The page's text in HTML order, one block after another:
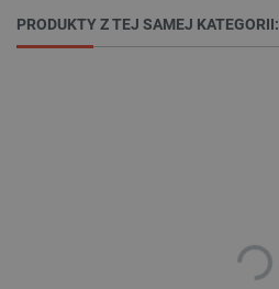
PRODUKTY Z TEJ SAMEJ KATEGORII: